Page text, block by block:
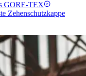
GORE-TEX
Zehenschutzkappe